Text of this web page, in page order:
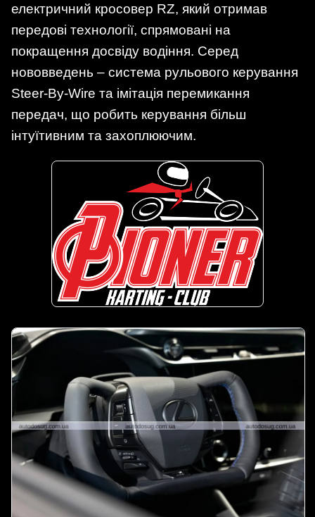
електричний кросовер RZ, який отримав
передові технології, спрямовані на
покращення досвіду водіння. Серед
нововведень – система рульового керування
Steer-By-Wire та імітація перемикання
передач, що робить керування більш
інтуїтивним та захоплюючим.